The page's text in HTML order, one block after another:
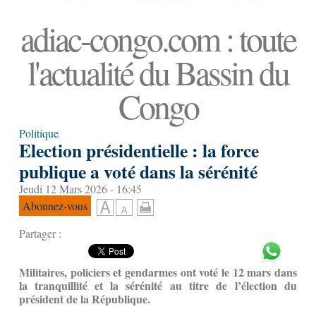
adiac-congo.com : toute
l'actualité du Bassin du
Congo
Politique
Election présidentielle : la force
publique a voté dans la sérénité
Jeudi 12 Mars 2026 - 16:45
Abonnez-vous
Partager :
Militaires, policiers et gendarmes ont voté le 12 mars dans
la tranquillité et la sérénité au titre de l’élection du
président de la République.